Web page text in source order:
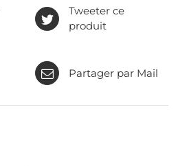
Tweeter ce
produit
Partager par Mail